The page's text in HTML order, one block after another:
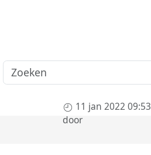
11 jan 2022 09:53
door